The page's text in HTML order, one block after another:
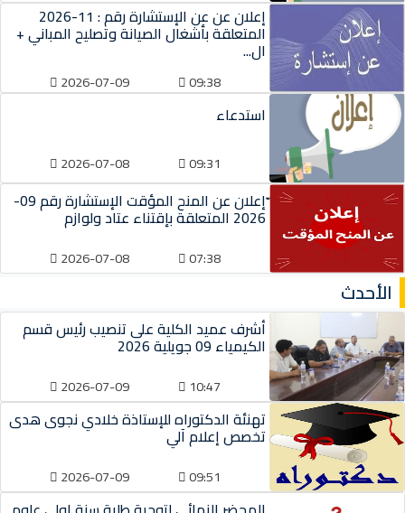
إعلان عن عن الإستشارة رقم : 11-2026
المتعلقة بأشغال الصيانة وتصليح المباني +
ال...
09:38
2026-07-09
استدعاء
09:31
2026-07-08
ّإعلان عن المنح المؤقت الإستشارة رقم 09-
2026 المتعلقة بإقتناء عتاد ولوازم
07:38
2026-07-08
الأحدث
أشرف عميد الكلية على تنصيب رئيس قسم
الكيمياء 09 جويلية 2026
10:47
2026-07-09
تهنئة الدكتوراه للإستاذة خلادي نجوى هدى
تخصص إعلام آلي
09:51
2026-07-09